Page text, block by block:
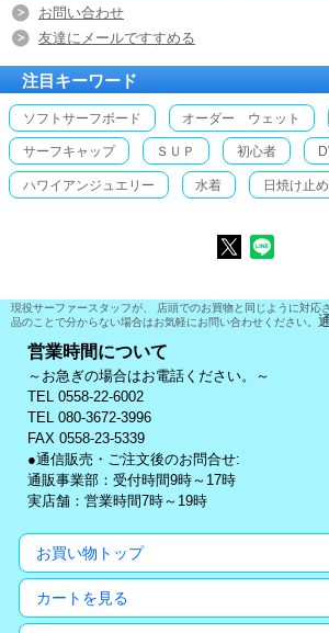
お問い合わせ
友達にメールですすめる
注目キーワード
ソフトサーフボード オーダー ウェット
サーフキャップ ＳＵＰ 初心者
ハワイアンジュエリー 水着 日焼け止め
現役サーファースタッフが、 店頭でのお買物と同じように対応
品のことで分からない場合はお気軽にお問い合わせください。
営業時間について
～お急ぎの場合はお電話ください。～
TEL 0558-22-6002
TEL 080-3672-3996
FAX 0558-23-5339
●通信販売・ご注文後のお問合せ:
通販事業部：受付時間9時～17時
実店舗：営業時間7時～19時
お買い物トップ
カートを見る